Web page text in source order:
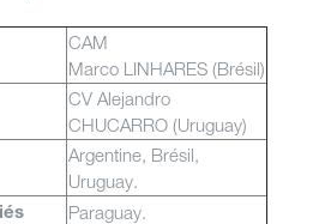
CAM
Marco LINHARES (Brésil)
CV Alejandro
CHUCARRO (Uruguay)
Argentine, Brésil,
Uruguay.
Paraguay.